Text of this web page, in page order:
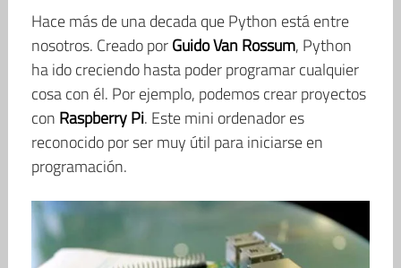
Hace más de una decada que Python está entre
nosotros. Creado porGuido Van Rossum, Python
ha ido creciendo hasta poder programar cualquier
cosa con él. Por ejemplo, podemos crear proyectos
con Raspberry Pi. Este mini ordenador es
reconocido por ser muy útil para iniciarse en
programación.